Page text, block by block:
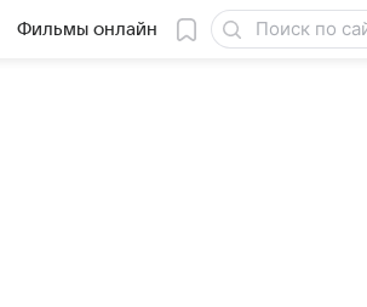
Фильмы онлайн